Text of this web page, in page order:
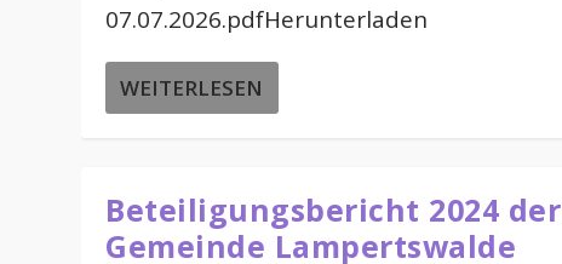
07.07.2026.pdfHerunterladen
WEITERLESEN
Beteiligungsbericht 2024 der
Gemeinde Lampertswalde